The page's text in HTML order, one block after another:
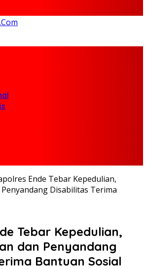
Ende Tebar Kepedulian,
Disabilitas Terima
Tebar Kepedulian,
dan Penyandang
Bantuan Sosial